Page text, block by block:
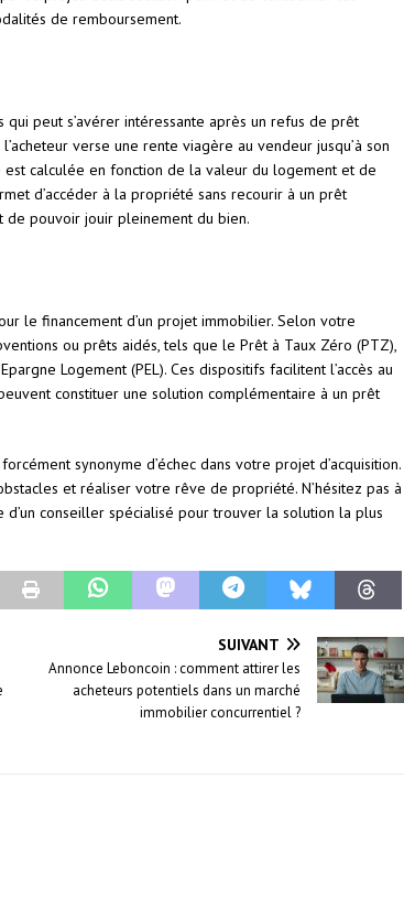
de remboursement.
qui peut s’avérer intéressante après un refus de prêt
verse une rente viagère au vendeur jusqu’à son
calculée en fonction de la valeur du logement et de
d’accéder à la propriété sans recourir à un prêt
de pouvoir jouir pleinement du bien.
le financement d’un projet immobilier. Selon votre
ou prêts aidés, tels que le Prêt à Taux Zéro (PTZ),
Logement (PEL). Ces dispositifs facilitent l’accès au
constituer une solution complémentaire à un prêt
synonyme d’échec dans votre projet d’acquisition.
et réaliser votre rêve de propriété. N’hésitez pas à
conseiller spécialisé pour trouver la solution la plus
SUIVANT
Annonce Leboncoin : comment attirer les
acheteurs potentiels dans un marché
immobilier concurrentiel ?